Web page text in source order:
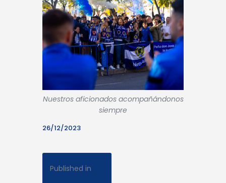
Nuestros aficionados acompañándonos
siempre
26/12/2023
Published in